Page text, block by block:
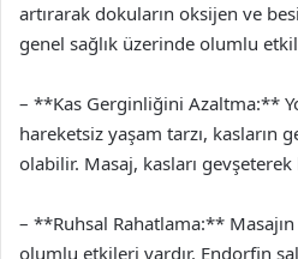
artırarak dokuların oksijen ve
genel sağlık üzerinde olumlu
– **Kas Gerginliğini Azaltma:**
hareketsiz yaşam tarzı, kasların
olabilir. Masaj, kasları gevşeterek
– **Ruhsal Rahatlama:**
olumlu etkileri vardır. Endorfin